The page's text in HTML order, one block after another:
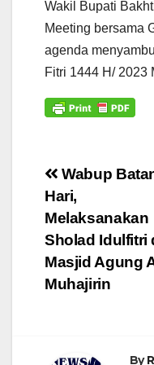
Wakil Bupati
Meeting bersama
agenda
Fitri 1444 H/ 2023
Navigasi
pos
Wabup
Hari,
Melaksanakan
Sholad Idulfitri
Masjid Agung
Muhajirin
By